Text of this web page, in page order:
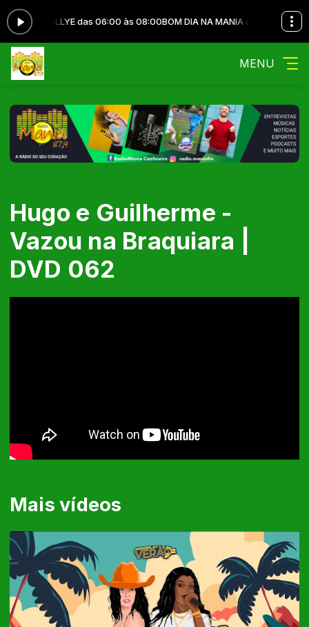
KALLYE das 06:00 às 08:00BOM DIA NA MANIA com GIOVANA
MENU
Hugo e Guilherme -
Vazou na Braquiara |
DVD 062
Mais vídeos